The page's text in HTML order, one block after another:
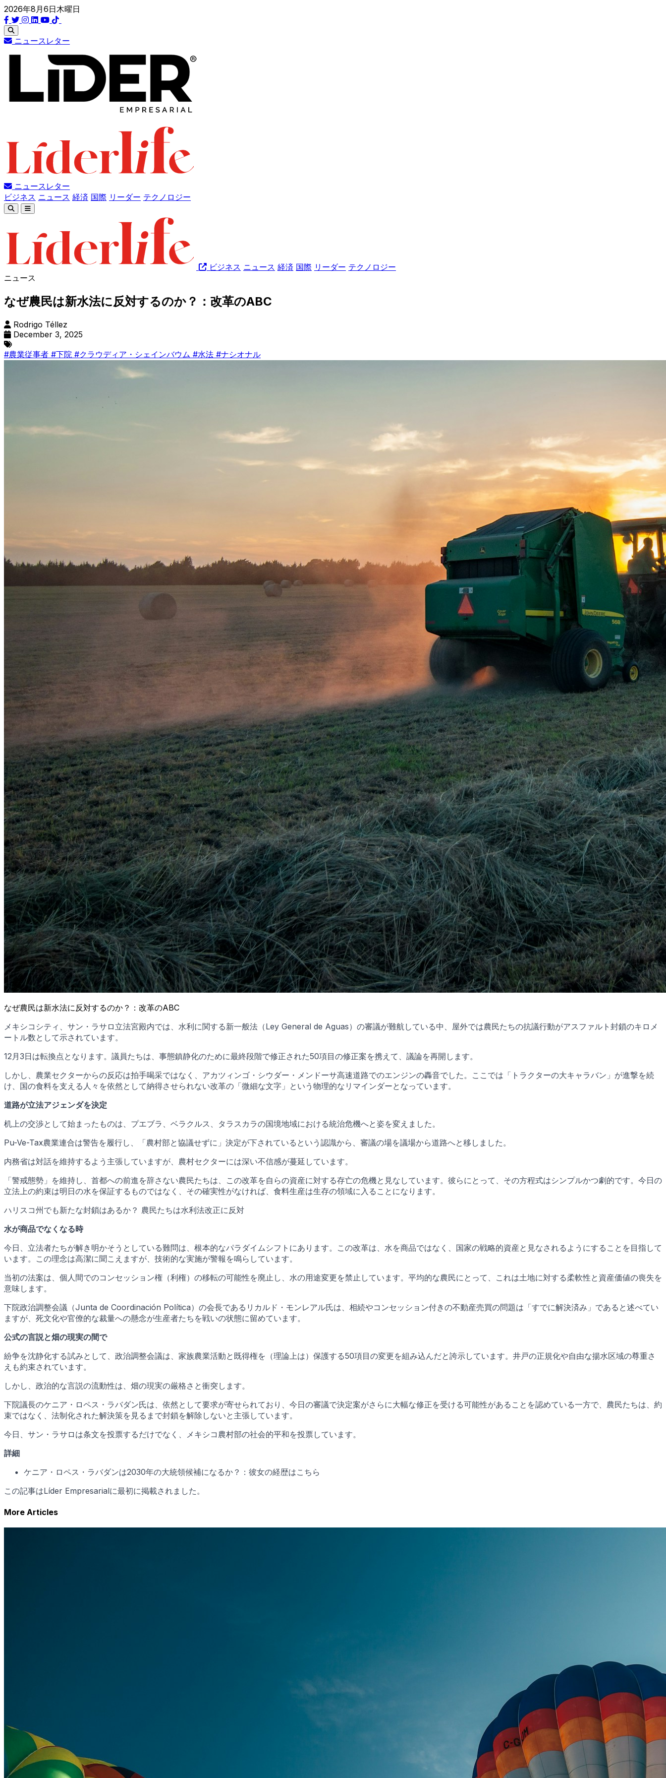
2026年8月6日木曜日
ニュースレター
ニュースレター
ビジネス ニュース 経済 国際 リーダー テクノロジー
ビジネス ニュース 経済 国際 リーダー テクノロジー
ニュース
なぜ農民は新水法に反対するのか？：改革のABC
Rodrigo Téllez
December 3, 2025
#農業従事者 #下院 #クラウディア・シェインバウム #水法 #ナシオナル
なぜ農民は新水法に反対するのか？：改革のABC
メキシコシティ、サン・ラサロ立法宮殿内では、水利に関する新一般法（Ley General de Aguas）の審議が難航している中、屋外では農民たちの抗議行動がアスファルト封鎖のキロメ
ートル数として示されています。
12月3日は転換点となります。議員たちは、事態鎮静化のために最終段階で修正された50項目の修正案を携えて、議論を再開します。
しかし、農業セクターからの反応は拍手喝采ではなく、アカツィンゴ・シウダー・メンドーサ高速道路でのエンジンの轟音でした。ここでは「トラクターの大キャラバン」が進撃を続
け、国の食料を支える人々を依然として納得させられない改革の「微細な文字」という物理的なリマインダーとなっています。
道路が立法アジェンダを決定
机上の交渉として始まったものは、プエブラ、ベラクルス、タラスカラの国境地域における統治危機へと姿を変えました。
Pu-Ve-Tax農業連合は警告を履行し、「農村部と協議せずに」決定が下されているという認識から、審議の場を議場から道路へと移しました。
内務省は対話を維持するよう主張していますが、農村セクターには深い不信感が蔓延しています。
「警戒態勢」を維持し、首都への前進を辞さない農民たちは、この改革を自らの資産に対する存亡の危機と見なしています。彼らにとって、その方程式はシンプルかつ劇的です。今日の
立法上の約束は明日の水を保証するものではなく、その確実性がなければ、食料生産は生存の領域に入ることになります。
ハリスコ州でも新たな封鎖はあるか？ 農民たちは水利法改正に反対
水が商品でなくなる時
今日、立法者たちが解き明かそうとしている難問は、根本的なパラダイムシフトにあります。この改革は、水を商品ではなく、国家の戦略的資産と見なされるようにすることを目指して
います。この理念は高潔に聞こえますが、技術的な実施が警報を鳴らしています。
当初の法案は、個人間でのコンセッション権（利権）の移転の可能性を廃止し、水の用途変更を禁止しています。平均的な農民にとって、これは土地に対する柔軟性と資産価値の喪失を
意味します。
下院政治調整会議（Junta de Coordinación Política）の会長であるリカルド・モンレアル氏は、相続やコンセッション付きの不動産売買の問題は「すでに解決済み」であると述べてい
ますが、死文化や官僚的な裁量への懸念が生産者たちを戦いの状態に留めています。
公式の言説と畑の現実の間で
紛争を沈静化する試みとして、政治調整会議は、家族農業活動と既得権を（理論上は）保護する50項目の変更を組み込んだと誇示しています。井戸の正規化や自由な揚水区域の尊重さ
えも約束されています。
しかし、政治的な言説の流動性は、畑の現実の厳格さと衝突します。
下院議長のケニア・ロペス・ラバダン氏は、依然として要求が寄せられており、今日の審議で決定案がさらに大幅な修正を受ける可能性があることを認めている一方で、農民たちは、約
束ではなく、法制化された解決策を見るまで封鎖を解除しないと主張しています。
今日、サン・ラサロは条文を投票するだけでなく、メキシコ農村部の社会的平和を投票しています。
詳細
ケニア・ロペス・ラバダンは2030年の大統領候補になるか？：彼女の経歴はこちら
この記事はLíder Empresarialに最初に掲載されました。
More Articles